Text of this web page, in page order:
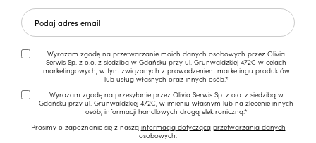
Wyrażam zgodę na przetwarzanie moich danych osobowych przez Olivia
Serwis Sp. z o.o. z siedzibą w Gdańsku przy ul. Grunwaldzkiej 472C w celach
marketingowych, w tym związanych z prowadzeniem marketingu produktów
lub usług własnych oraz innych osób.*
Wyrażam zgodę na przesyłanie przez Olivia Serwis Sp. z o.o. z siedzibą w
Gdańsku przy ul. Grunwaldzkiej 472C, w imieniu własnym lub na zlecenie innych
osób, informacji handlowych drogą elektroniczną.*
Prosimy o zapoznanie się z naszą informacją dotyczącą przetwarzania danych
osobowych.